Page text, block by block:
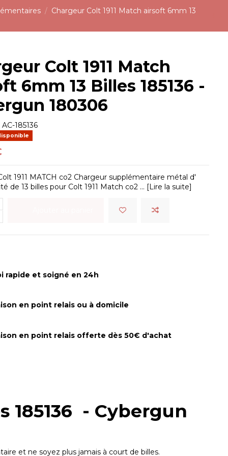
Chargeur Colt 1911 Match airsoft 6mm 13
Colt 1911 Match
6mm 13 Billes 185136 -
180306
AC-185136
1911 MATCH co2 Chargeur supplémentaire métal d'
de 13 billes pour Colt 1911 Match co2 ... [Lire la suite]
rapide et soigné en 24h
en point relais ou à domicile
en point relais offerte dès 50€ d'achat
185136 - Cybergun
et ne soyez plus jamais à court de billes.